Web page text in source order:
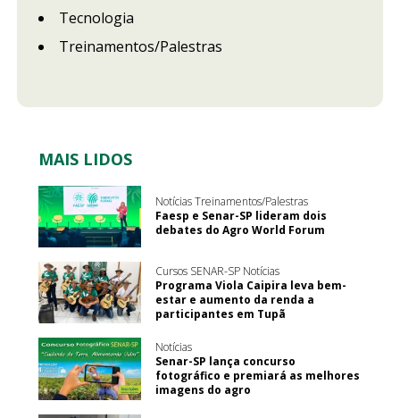
Tecnologia
Treinamentos/Palestras
MAIS LIDOS
Notícias Treinamentos/Palestras
Faesp e Senar-SP lideram dois
debates do Agro World Forum
Cursos SENAR-SP Notícias
Programa Viola Caipira leva bem-
estar e aumento da renda a
participantes em Tupã
Notícias
Senar-SP lança concurso
fotográfico e premiará as melhores
imagens do agro